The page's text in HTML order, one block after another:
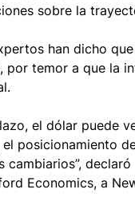
sobre la
han dicho
por temor a que la
el dólar puede
posicionamiento
cambiarios”,
Economics, a